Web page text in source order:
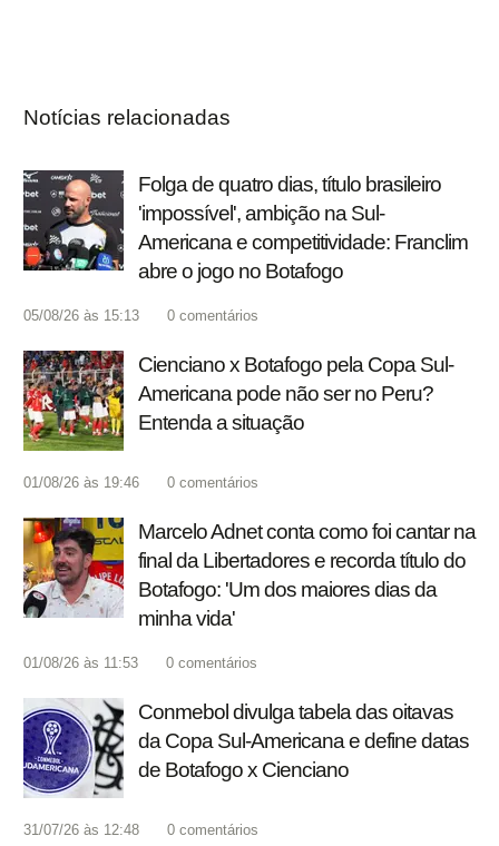
Notícias relacionadas
Folga de quatro dias, título brasileiro
'impossível', ambição na Sul-
Americana e competitividade: Franclim
abre o jogo no Botafogo
05/08/26 às 15:13 0 comentários
Cienciano x Botafogo pela Copa Sul-
Americana pode não ser no Peru?
Entenda a situação
01/08/26 às 19:46 0 comentários
Marcelo Adnet conta como foi cantar na
final da Libertadores e recorda título do
Botafogo: 'Um dos maiores dias da
minha vida'
01/08/26 às 11:53 0 comentários
Conmebol divulga tabela das oitavas
da Copa Sul-Americana e define datas
de Botafogo x Cienciano
31/07/26 às 12:48 0 comentários